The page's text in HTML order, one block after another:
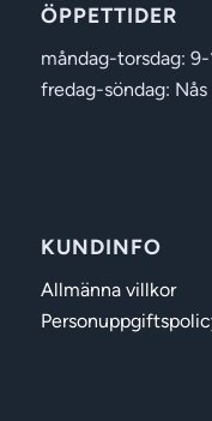
ÖPPETTIDER
måndag-torsdag:
fredag-söndag:
KUNDINFO
Allmänna villkor